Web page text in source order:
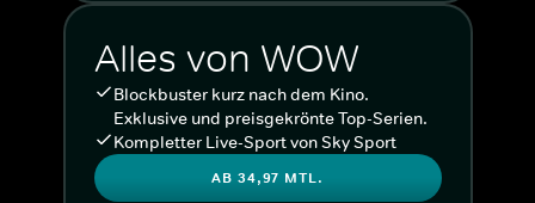
Alles von WOW
Blockbuster kurz nach dem Kino.
Exklusive und preisgekrönte Top-Serien.
Kompletter Live-Sport von Sky Sport
AB 34,97 MTL.